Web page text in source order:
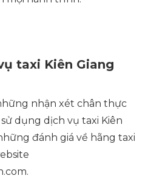
taxi Kiên Giang
nhận xét chân thực
dụng dịch vụ taxi Kiên
đánh giá về hãng taxi